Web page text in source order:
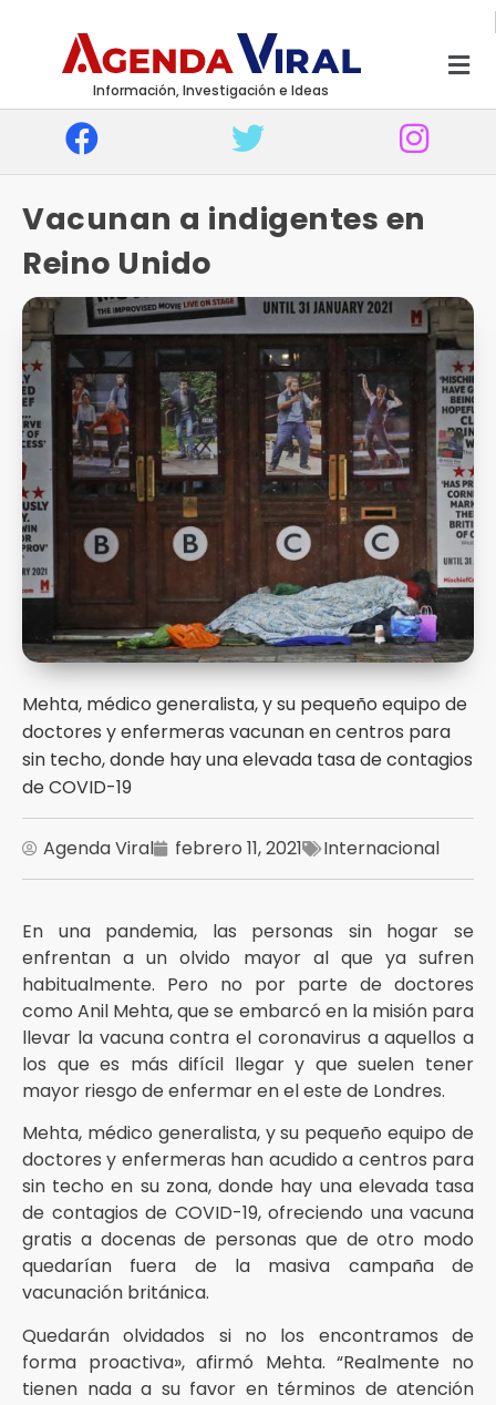
Información, Investigación e Ideas
Vacunan a indigentes en
Reino Unido
Mehta, médico generalista, y su pequeño equipo de
doctores y enfermeras vacunan en centros para
sin techo, donde hay una elevada tasa de contagios
de COVID-19
Agenda Viral febrero 11, 2021 Internacional
En una pandemia, las personas sin hogar se
enfrentan a un olvido mayor al que ya sufren
habitualmente. Pero no por parte de doctores
como Anil Mehta, que se embarcó en la misión para
llevar la vacuna contra el coronavirus a aquellos a
los que es más difícil llegar y que suelen tener
mayor riesgo de enfermar en el este de Londres.
Mehta, médico generalista, y su pequeño equipo de
doctores y enfermeras han acudido a centros para
sin techo en su zona, donde hay una elevada tasa
de contagios de COVID-19, ofreciendo una vacuna
gratis a docenas de personas que de otro modo
quedarían fuera de la masiva campaña de
vacunación británica.
Quedarán olvidados si no los encontramos de
forma proactiva», afirmó Mehta. “Realmente no
tienen nada a su favor en términos de atención